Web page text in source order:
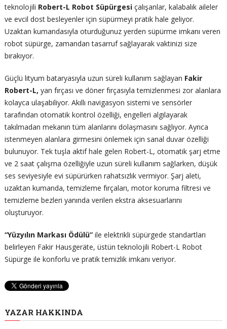
teknolojili Robert-L Robot Süpürgesiçalışanlar, kalabalık aileler
ve evcil dost besleyenler için süpürmeyi pratik hale geliyor.
Uzaktan kumandasıyla oturduğunuz yerden süpürme imkanı veren
robot süpürge, zamandan tasarruf sağlayarak vaktinizi size
bırakıyor.
Güçlü lityum bataryasıyla uzun süreli kullanım sağlayan Fakir
Robert-L, yan fırçası ve döner fırçasıyla temizlenmesi zor alanlara
kolayca ulaşabiliyor. Akıllı navigasyon sistemi ve sensörler
tarafından otomatik kontrol özelliği, engelleri algılayarak
takılmadan mekanın tüm alanlarını dolaşmasını sağlıyor. Ayrıca
istenmeyen alanlara girmesini önlemek için sanal duvar özelliği
bulunuyor. Tek tuşla aktif hale gelen Robert-L, otomatik şarj etme
ve 2 saat çalışma özelliğiyle uzun süreli kullanım sağlarken, düşük
ses seviyesiyle evi süpürürken rahatsızlık vermiyor. Şarj aleti,
uzaktan kumanda, temizleme fırçaları, motor koruma filtresi ve
temizleme bezleri yanında verilen ekstra aksesuarlarını
oluşturuyor.
“Yüzyılın Markası Ödülü”ile elektrikli süpürgede standartları
belirleyen Fakir Hausgeräte, üstün teknolojili Robert-L Robot
Süpürge ile konforlu ve pratik temizlik imkanı veriyor.
YAZAR HAKKINDA